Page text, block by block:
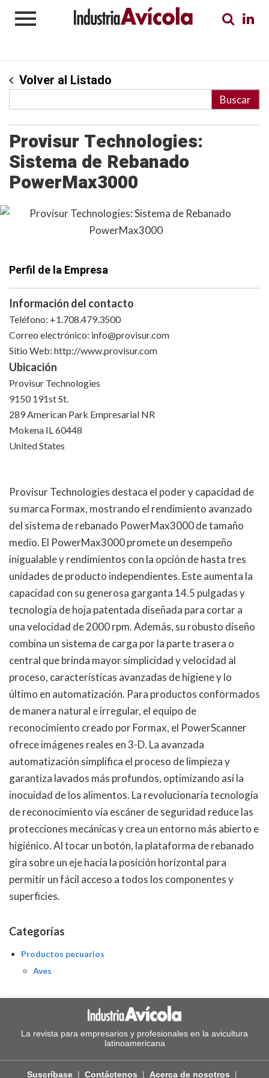
Volver al Listado
Provisur Technologies:
Sistema de Rebanado
PowerMax3000
Perfil de la Empresa
Información del contacto
Teléfono: +1.708.479.3500
Correo electrónico: info@provisur.com
Sitio Web: http://www.provisur.com
Ubicación
Provisur Technologies
9150 191st St.
289 American Park Empresarial NR
Mokena IL 60448
United States
Provisur Technologies destaca el poder y capacidad de
su marca Formax, mostrando el rendimiento avanzado
del sistema de rebanado PowerMax3000 de tamaño
medio. El PowerMax3000 promete un desempeño
inigualable y rendimientos con la opción de hasta tres
unidades de producto independientes. Este aumenta la
capacidad con su generosa garganta 14.5 pulgadas y
tecnología de hoja patentada diseñada para cortar a
una velocidad de 2000 rpm. Además, su robusto diseño
combina un sistema de carga por la parte trasera o
central que brinda mayor simplicidad y velocidad al
proceso, características avanzadas de higiene y lo
último en automatización. Para productos conformados
de manera natural e irregular, el equipo de
reconocimiento creado por Formax, el PowerScanner
ofrece imágenes reales en 3-D. La avanzada
automatización simplifica el proceso de limpieza y
garantiza lavados más profundos, optimizando así la
inocuidad de los alimentos. La revolucionaria tecnología
de reconocimiento vía escáner de seguridad reduce las
protecciones mecánicas y crea un entorno más abierto e
higiénico. Al tocar un botón, la plataforma de rebanado
gira sobre un eje hacia la posición horizontal para
permitir un fácil acceso a todos los componentes y
superficies.
Categorías
Productos pecuarios
Aves
La revista para empresarios y profesionales en la avicultura
latinoamericana
Suscríbase Contáctenos Acerca de nosotros